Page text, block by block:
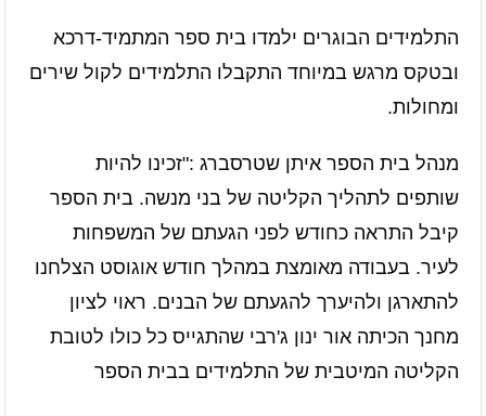
התלמידים הבוגרים ילמדו בית ספר המתמיד-דרכא
ובטקס מרגש במיוחד התקבלו התלמידים לקול שירים
ומחולות.
מנהל בית הספר איתן שטרסברג :"זכינו להיות
שותפים לתהליך הקליטה של בני מנשה. בית הספר
קיבל התראה כחודש לפני הגעתם של המשפחות
לעיר. בעבודה מאומצת במהלך חודש אוגוסט הצלחנו
להתארגן ולהיערך להגעתם של הבנים. ראוי לציון
מחנך הכיתה אור ינון ג'רבי שהתגייס כל כולו לטובת
הקליטה המיטבית של התלמידים בבית הספר